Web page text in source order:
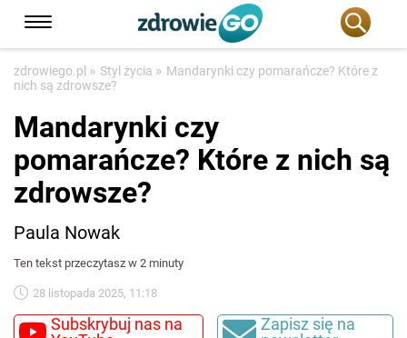
zdrowiego.pl » Styl życia » Mandarynki czy pomarańcze? Które z
nich są zdrowsze?
Mandarynki czy
pomarańcze? Które z nich są
zdrowsze?
Paula Nowak
Ten tekst przeczytasz w 2 minuty
28 listopada 2025, 11:18
Subskrybuj nas na
Zapisz się na